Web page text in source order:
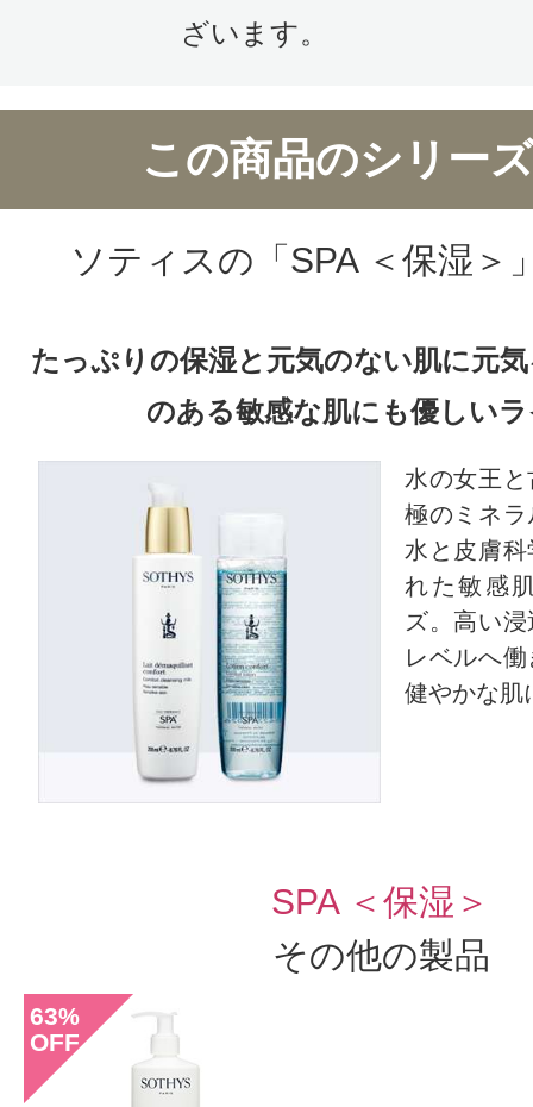
このコスメのレビューを書いて
クチコミを投稿する
CT会員様は、マイページの「購
ントプレゼント！
ざいます。
この商品のシリー
ソティスの「SPA ＜保湿＞
たっぷりの保湿と元気のない肌に元
のある敏感な肌にも優しい
水の女王
極のミネ
水と皮膚
れた敏感
ズ。高い
レベルへ
健やかな肌
SPA ＜保湿＞
その他の製品
63%
OFF